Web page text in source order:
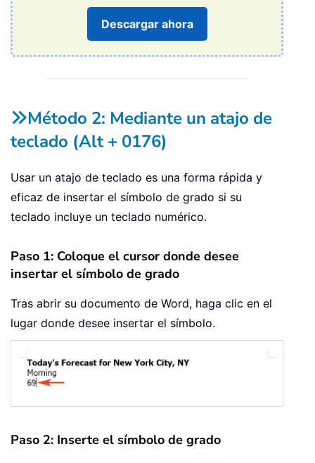
Descargar ahora
Método 2: Mediante un atajo de
teclado (Alt + 0176)
Usar un atajo de teclado es una forma rápida y
eficaz de insertar el símbolo de grado si su
teclado incluye un teclado numérico.
Paso 1: Coloque el cursor donde desee
insertar el símbolo de grado
Tras abrir su documento de Word, haga clic en el
lugar donde desee insertar el símbolo.
Paso 2: Inserte el símbolo de grado